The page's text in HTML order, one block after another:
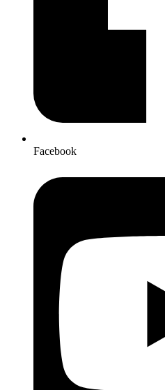
Facebook